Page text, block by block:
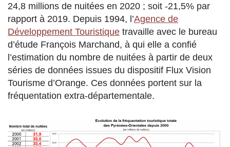
24,8 millions de nuitées en 2020 ; soit -21,5% par
rapport à 2019. Depuis 1994, l’Agence de
Développement Touristique travaille avec le bureau
d’étude François Marchand, à qui elle a confié
l’estimation du nombre de nuitées à partir de deux
séries de données issues du dispositif Flux Vision
Tourisme d’Orange. Ces données portent sur la
fréquentation extra-départementale.